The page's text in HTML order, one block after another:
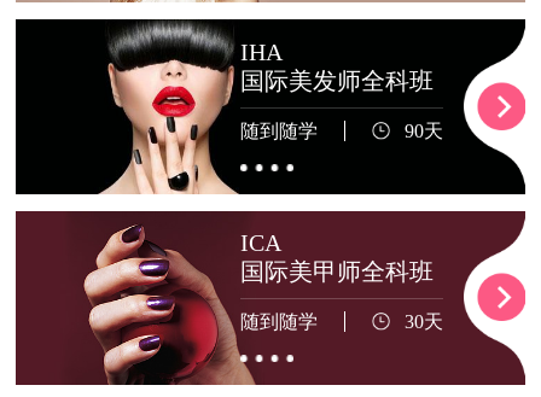
IHA
国际美发师全科班
随到随学 90天
ICA
国际美甲师全科班
随到随学 30天